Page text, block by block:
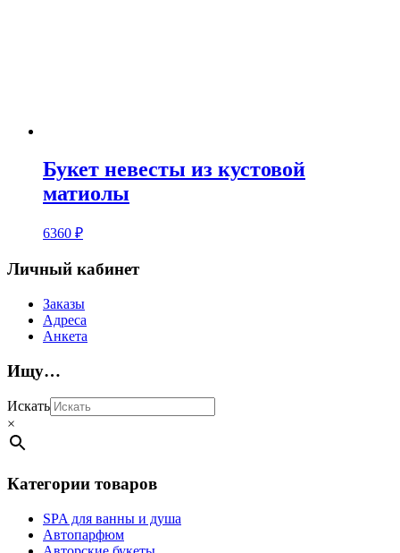
Букет невесты из кустовой
матиолы
6360 ₽
Личный кабинет
Заказы
Адреса
Анкета
Ищу…
Искать
×
Категории товаров
SPA для ванны и душа
Автопарфюм